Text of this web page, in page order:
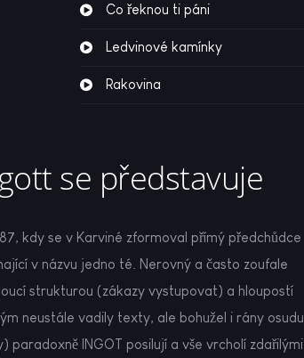
Co řeknou ti páni
Ledvinové kamínky
Rakovina
se představuje
kdy se v Karviné zformoval přímý předchůdce
v názvu jedno té. Nerovný a často zoufale
strukturou (zákazy vystupovat) a hloupostí
neustále vadily texty, ale bohužel i rány osudu
INGOT posilují a vše vrcholí zdařilými